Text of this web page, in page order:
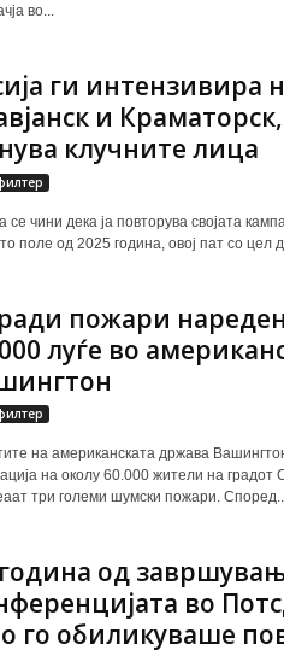
во...
ги интензивира
и
клучните лица
се чини дека ја повторува својата
поле од 2025 година, овој пат со цел
пожари
луѓе во
на американската држава
на околу 60.000 жители на градот
три големи шумски пожари.
од
во
го обиликуваше